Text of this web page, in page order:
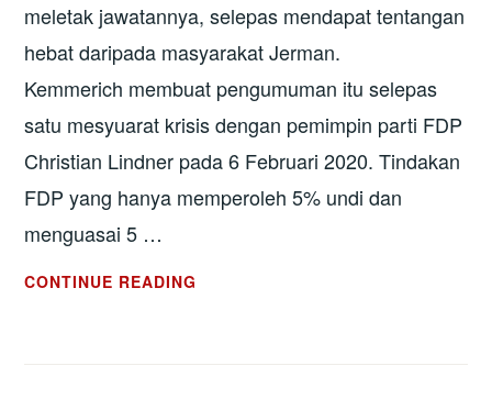
meletak jawatannya, selepas mendapat tentangan
hebat daripada masyarakat Jerman.
Kemmerich membuat pengumuman itu selepas
satu mesyuarat krisis dengan pemimpin parti FDP
Christian Lindner pada 6 Februari 2020. Tindakan
FDP yang hanya memperoleh 5% undi dan
menguasai 5 …
CONTINUE READING